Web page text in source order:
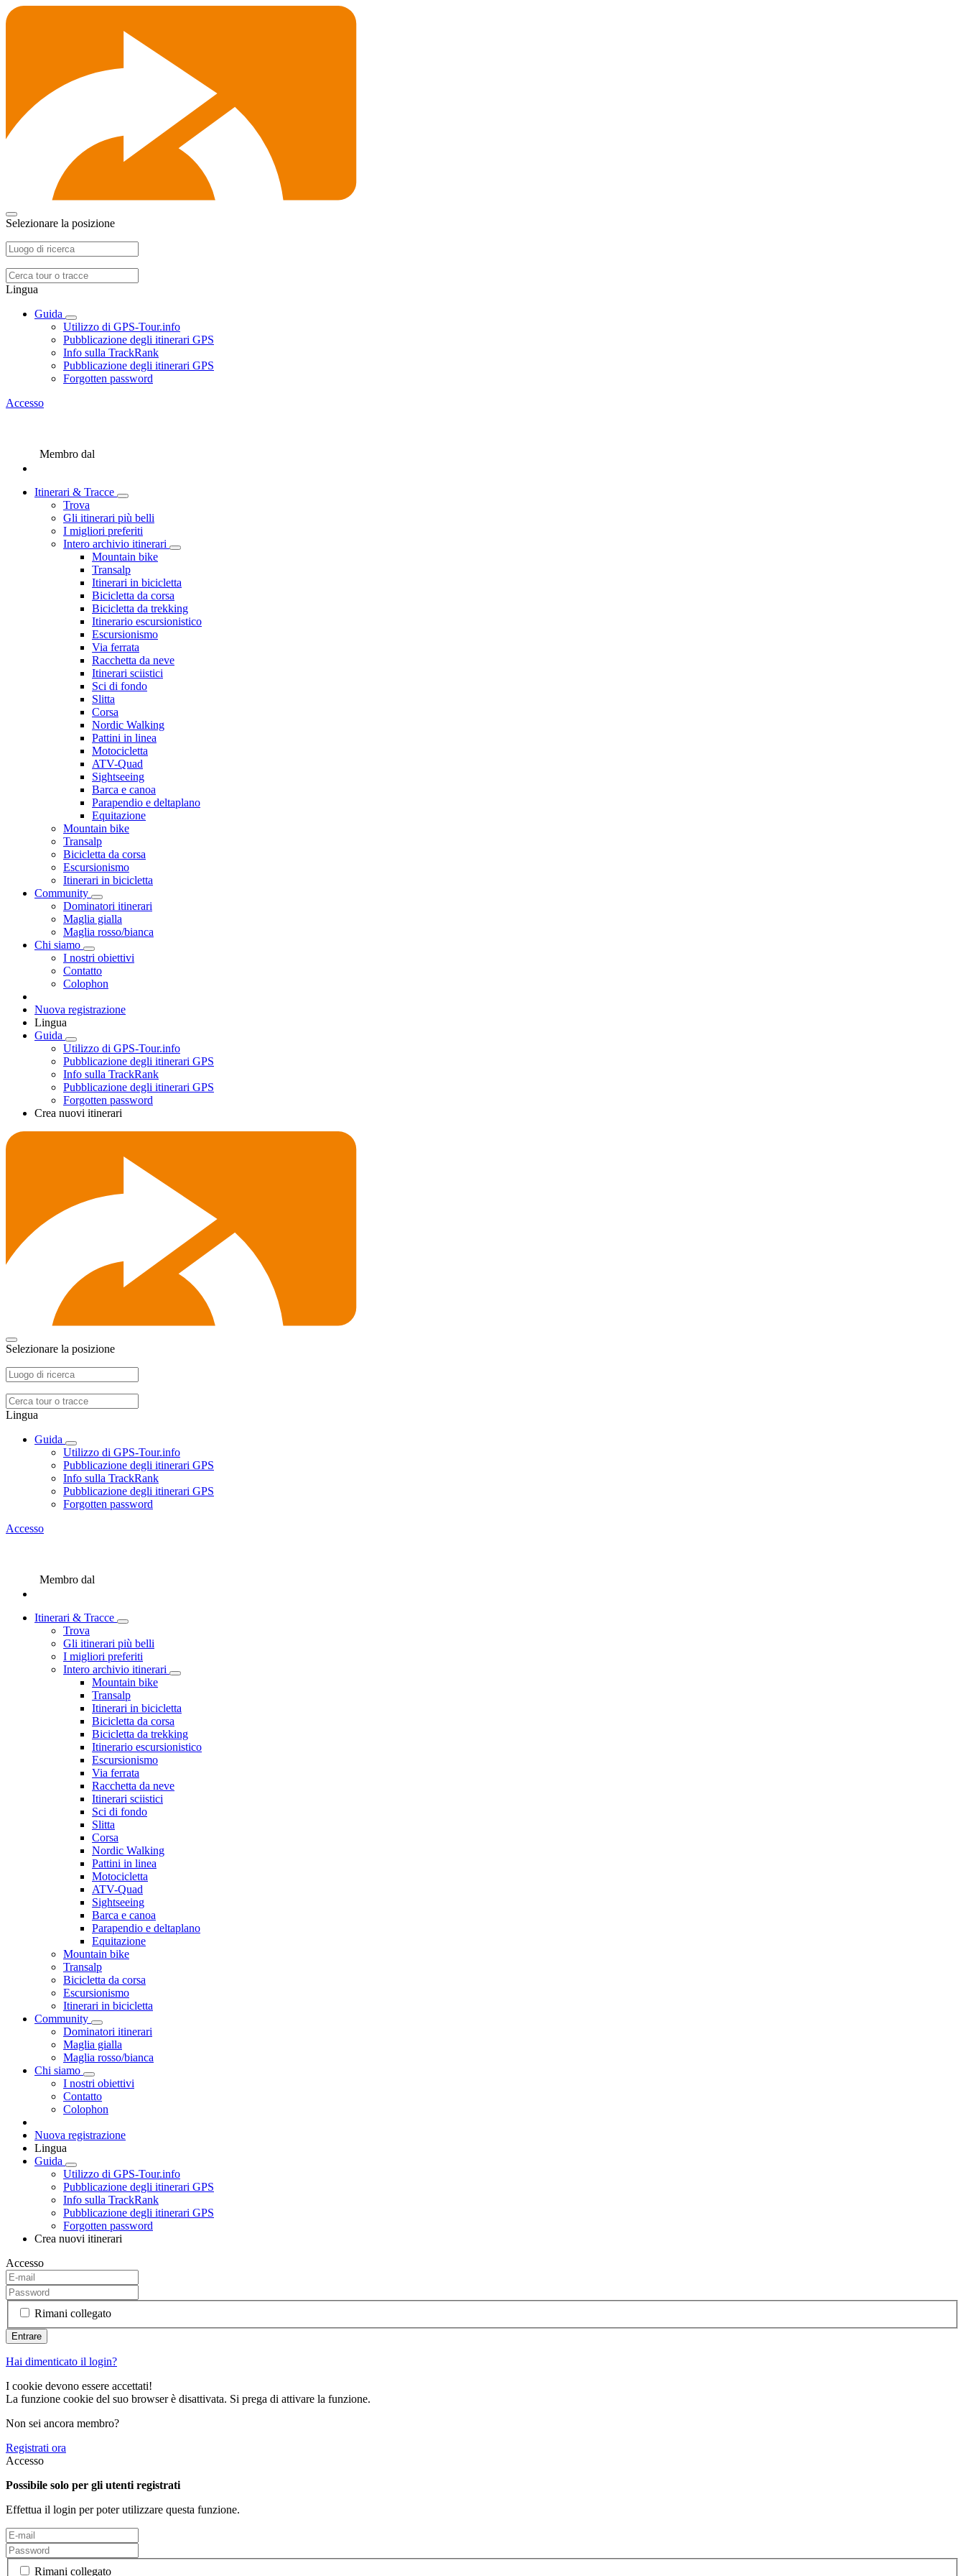
Selezionare la posizione
Lingua
Guida
Utilizzo di GPS-Tour.info
Pubblicazione degli itinerari GPS
Info sulla TrackRank
Pubblicazione degli itinerari GPS
Forgotten password
Accesso
Membro dal
Itinerari & Tracce
Trova
Gli itinerari più belli
I migliori preferiti
Intero archivio itinerari
Mountain bike
Transalp
Itinerari in bicicletta
Bicicletta da corsa
Bicicletta da trekking
Itinerario escursionistico
Escursionismo
Via ferrata
Racchetta da neve
Itinerari sciistici
Sci di fondo
Slitta
Corsa
Nordic Walking
Pattini in linea
Motocicletta
ATV-Quad
Sightseeing
Barca e canoa
Parapendio e deltaplano
Equitazione
Mountain bike
Transalp
Bicicletta da corsa
Escursionismo
Itinerari in bicicletta
Community
Dominatori itinerari
Maglia gialla
Maglia rosso/bianca
Chi siamo
I nostri obiettivi
Contatto
Colophon
Nuova registrazione
Lingua
Guida
Utilizzo di GPS-Tour.info
Pubblicazione degli itinerari GPS
Info sulla TrackRank
Pubblicazione degli itinerari GPS
Forgotten password
Crea nuovi itinerari
Selezionare la posizione
Lingua
Guida
Utilizzo di GPS-Tour.info
Pubblicazione degli itinerari GPS
Info sulla TrackRank
Pubblicazione degli itinerari GPS
Forgotten password
Accesso
Membro dal
Itinerari & Tracce
Trova
Gli itinerari più belli
I migliori preferiti
Intero archivio itinerari
Mountain bike
Transalp
Itinerari in bicicletta
Bicicletta da corsa
Bicicletta da trekking
Itinerario escursionistico
Escursionismo
Via ferrata
Racchetta da neve
Itinerari sciistici
Sci di fondo
Slitta
Corsa
Nordic Walking
Pattini in linea
Motocicletta
ATV-Quad
Sightseeing
Barca e canoa
Parapendio e deltaplano
Equitazione
Mountain bike
Transalp
Bicicletta da corsa
Escursionismo
Itinerari in bicicletta
Community
Dominatori itinerari
Maglia gialla
Maglia rosso/bianca
Chi siamo
I nostri obiettivi
Contatto
Colophon
Nuova registrazione
Lingua
Guida
Utilizzo di GPS-Tour.info
Pubblicazione degli itinerari GPS
Info sulla TrackRank
Pubblicazione degli itinerari GPS
Forgotten password
Crea nuovi itinerari
Accesso
Rimani collegato
Hai dimenticato il login?
I cookie devono essere accettati!
La funzione cookie del suo browser è disattivata. Si prega di attivare la funzione.
Non sei ancora membro?
Registrati ora
Accesso
Possibile solo per gli utenti registrati
Effettua il login per poter utilizzare questa funzione.
Rimani collegato